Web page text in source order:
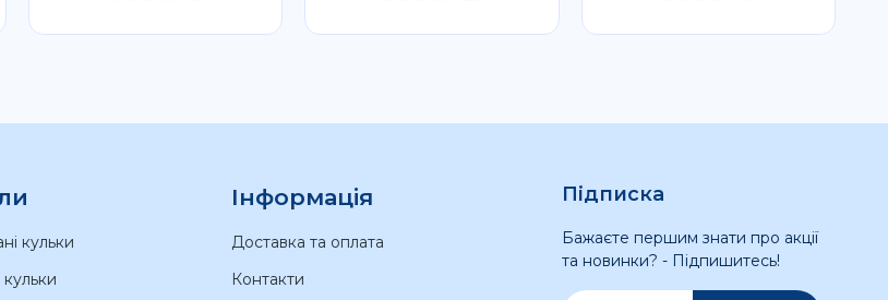
кульки
Інформація
Доставка та оплата
Контакти
Підписка
Бажаєте першим знати про акції
та новинки? - Підпишитесь!